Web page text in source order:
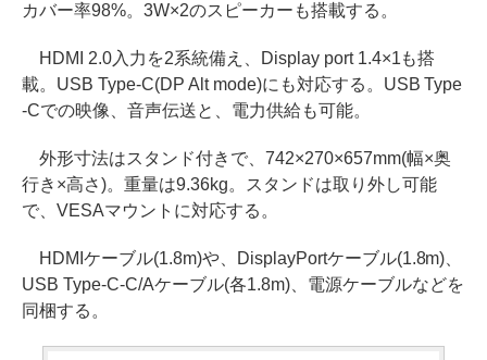
カバー率98%。3W×2のスピーカーも搭載する。
HDMI 2.0入力を2系統備え、Display port 1.4×1も搭
載。USB Type-C(DP Alt mode)にも対応する。USB Type
-Cでの映像、音声伝送と、電力供給も可能。
外形寸法はスタンド付きで、742×270×657mm(幅×奥
行き×高さ)。重量は9.36kg。スタンドは取り外し可能
で、VESAマウントに対応する。
HDMIケーブル(1.8m)や、DisplayPortケーブル(1.8m)、
USB Type-C-C/Aケーブル(各1.8m)、電源ケーブルなどを
同梱する。